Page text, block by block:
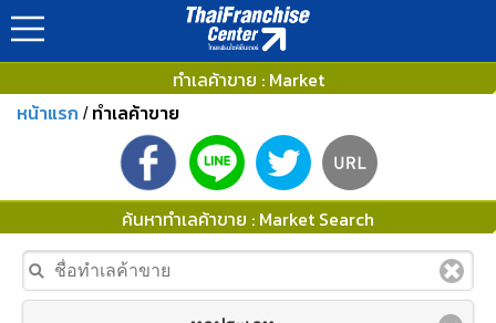
ทำเลค้าขาย : Market
หน้าแรก / ทำเลค้าขาย
ค้นหาทำเลค้าขาย : Market Search